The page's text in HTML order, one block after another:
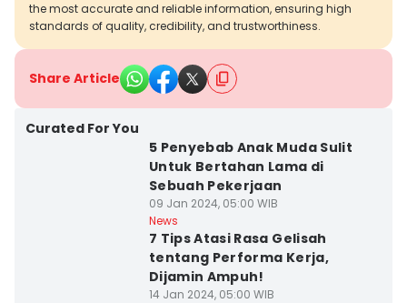
the most accurate and reliable information, ensuring high
standards of quality, credibility, and trustworthiness.
Share Article
Curated For You
5 Penyebab Anak Muda Sulit
Untuk Bertahan Lama di
Sebuah Pekerjaan
09 Jan 2024, 05:00 WIB
News
7 Tips Atasi Rasa Gelisah
tentang Performa Kerja,
Dijamin Ampuh!
14 Jan 2024, 05:00 WIB